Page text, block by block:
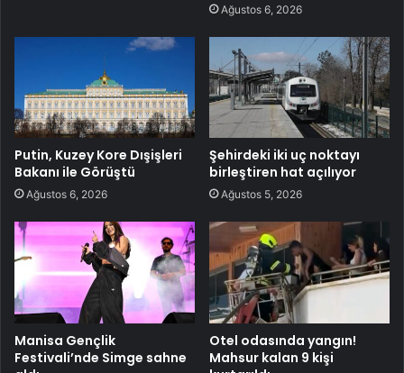
Ağustos 6, 2026
Putin, Kuzey Kore Dışişleri
Bakanı ile Görüştü
Ağustos 6, 2026
Şehirdeki iki uç noktayı
birleştiren hat açılıyor
Ağustos 5, 2026
Manisa Gençlik
Festivali’nde Simge sahne
Otel odasında yangın!
Mahsur kalan 9 kişi